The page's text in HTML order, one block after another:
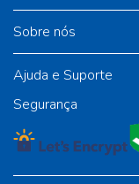
Sobre nós
Ajuda e Suporte
Segurança